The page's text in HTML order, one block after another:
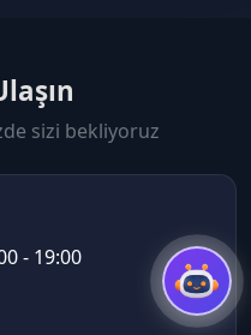
sizi bekliyoruz
- 19:00